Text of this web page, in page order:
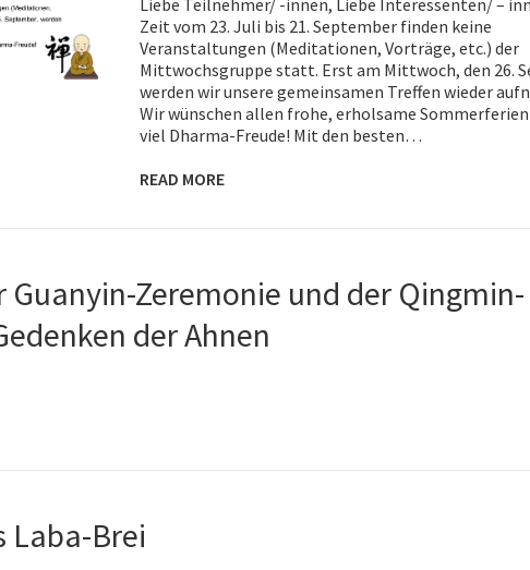
Zeit vom 23. Juli bis 21. September finden keine
Veranstaltungen (Meditationen, Vorträge, etc.) der
Mittwochsgruppe statt. Erst am Mittwoch, den 26.
werden wir unsere gemeinsamen Treffen wieder
Wir wünschen allen frohe, erholsame
viel Dharma-Freude! Mit den besten…
READ MORE
Guanyin-Zeremonie und der Qingmin-
der Ahnen
Laba-Brei